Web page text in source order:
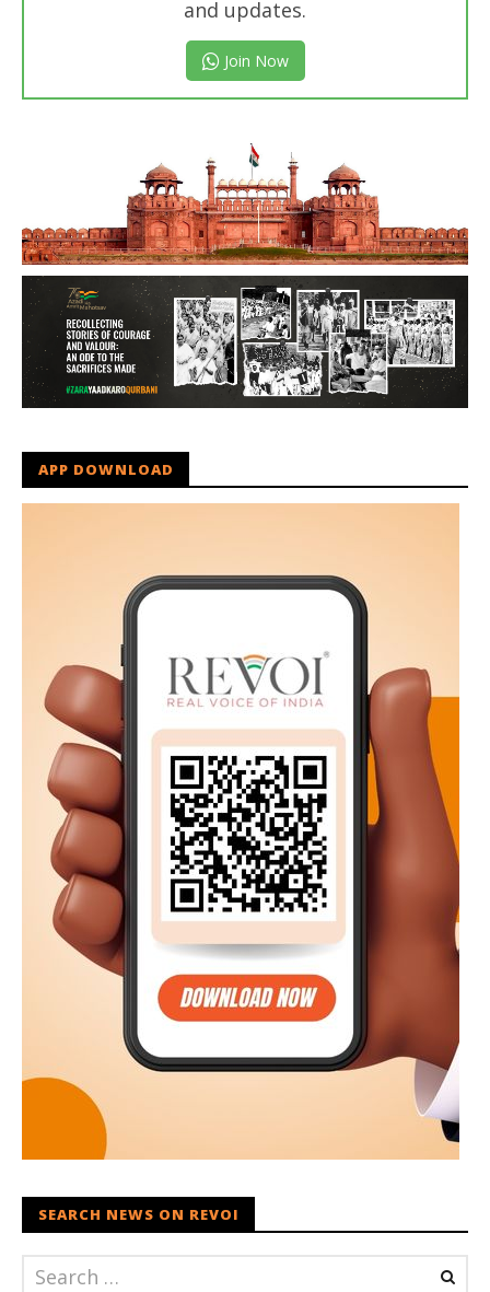
and updates.
Join Now
APP DOWNLOAD
SEARCH NEWS ON REVOI